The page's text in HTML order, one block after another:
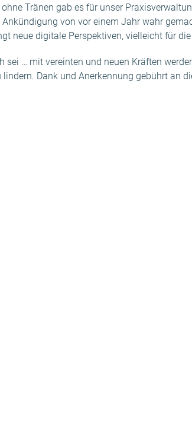
Tränen gab es für unser
von vor einem Jahr wahr
neue digitale Perspektiven, vielleicht für
sei … mit vereinten und neuen Kräften
lindern. Dank und Anerkennung gebührt an